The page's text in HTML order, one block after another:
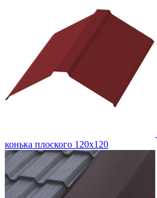
конька плоского 120х120